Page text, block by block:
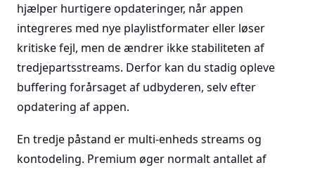
hjælper hurtigere opdateringer, når appen
integreres med nye playlistformater eller løser
kritiske fejl, men de ændrer ikke stabiliteten af
tredjepartsstreams. Derfor kan du stadig opleve
buffering forårsaget af udbyderen, selv efter
opdatering af appen.
En tredje påstand er multi-enheds streams og
kontodeling. Premium øger normalt antallet af